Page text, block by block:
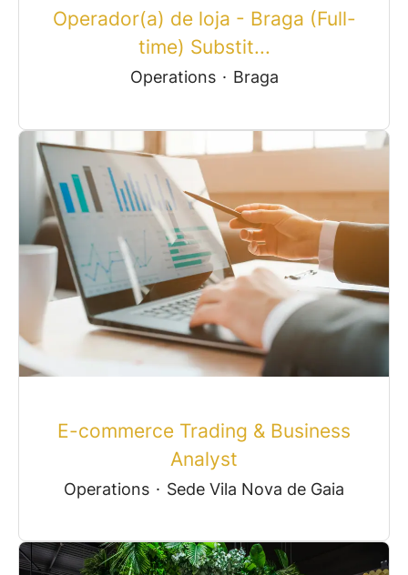
Operador(a) de loja - Braga (Full-
time) Substit...
Operations · Braga
E-commerce Trading & Business
Analyst
Operations · Sede Vila Nova de Gaia